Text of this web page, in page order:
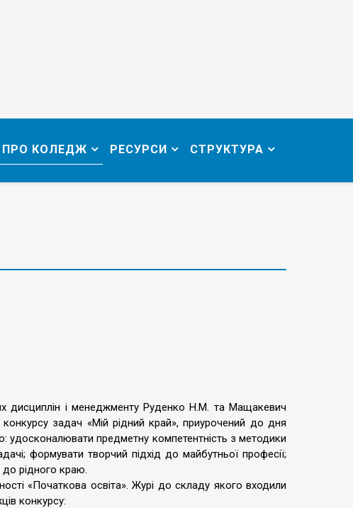
ПРО КОЛЕДЖ РЕСУРСИ СТРУКТУРА
дисциплін і менеджменту Руденко Н.М. та Мащакевич
задач «Мій рідний край», приурочений до дня
удосконалювати предметну компетентність з методики
формувати творчий підхід до майбутньої професії;
до рідного краю.
«Початкова освіта». Журі до складу якого входили
конкурсу: